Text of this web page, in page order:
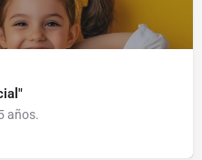
años.